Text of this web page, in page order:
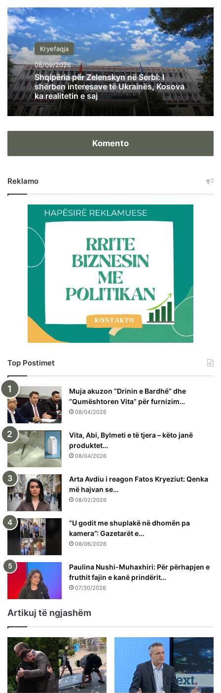
Kryefaqja
08/09/2026
Shqipëria për Zelenskyn në Serbi: I
shërben interesave të Ukrainës, Kosova
ka realitetin e saj
Komento
Reklamo
Top Postimet
Muja akuzon “Drinin e Bardhë” dhe
“Qumështoren Vita” për furnizim…
08/04/2026
Vita, Abi, Bylmeti e të tjera – këto janë
produktet…
08/04/2026
Arta Avdiu i reagon Fatos Kryeziut: Qenka
më hajvan se…
08/02/2026
“U godit me shuplakë në dhomën pa
kamera”: Gazetarët e…
08/06/2026
Paulina Nushi-Muhaxhiri: Për përhapjen e
fruthit fajin e kanë prindërit…
07/30/2026
Artikuj të ngjashëm